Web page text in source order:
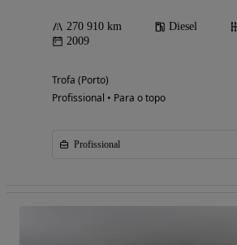
270 910 km Diesel
2009
Trofa (Porto)
Profissional • Para o topo
Profissional